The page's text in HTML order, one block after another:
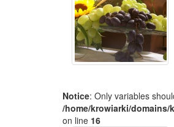
Notice: Only variables
/home/krowiarki/
on line 16